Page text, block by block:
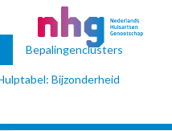
Bepalingenclusters
Bijzonderheid